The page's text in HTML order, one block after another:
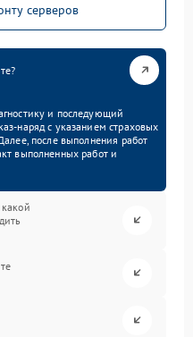
серверов
и последующий
наряд с указанием страховых
после выполнения работ
выполненных работ и